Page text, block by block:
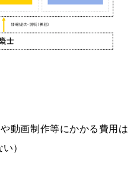
動画制作等にかかる費用は
）